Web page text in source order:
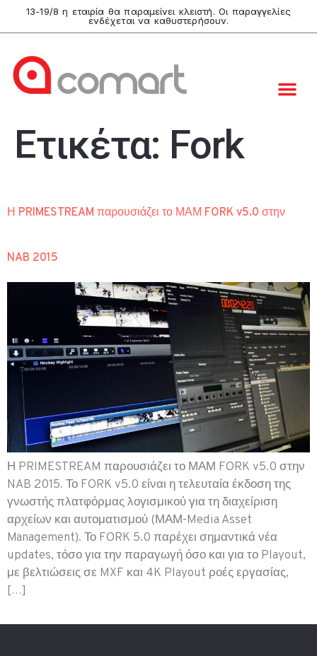
13-19/8 η εταιρία θα παραμείνει κλειστή. Οι παραγγελίες
ενδέχεται να καθυστερήσουν.
Ετικέτα: Fork
Η PRIMESTREAM παρουσιάζει το ΜΑΜ FORK v5.0 στην
NAB 2015
Η PRIMESTREAM παρουσιάζει το ΜΑΜ FORK v5.0 στην
NAB 2015. Το FORK v5.0 είναι η τελευταία έκδοση της
γνωστής πλατφόρμας λογισμικού για τη διαχείριση
αρχείων και αυτοματισμού (ΜΑΜ-Media Asset
Management). Το FORK 5.0 παρέχει σημαντικά νέα
updates, τόσο για την παραγωγή όσο και για το Playout,
με βελτιώσεις σε MXF και 4K Playout ροές εργασίας,
[…]